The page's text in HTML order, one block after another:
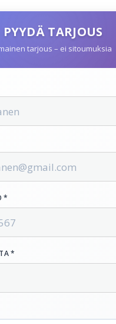
PYYDÄ TARJOUS
tarjous – ei sitoumuksia
*
*